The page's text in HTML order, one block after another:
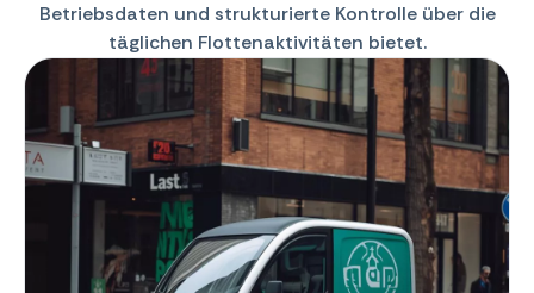
Betriebsdaten und strukturierte Kontrolle über die
täglichen Flottenaktivitäten bietet.